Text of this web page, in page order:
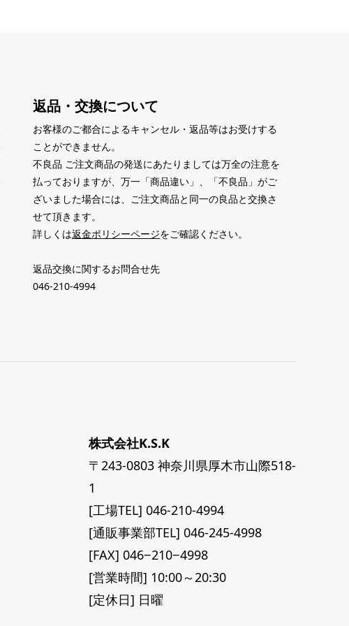
返品・交換について
お客様のご都合によるキャンセル・返品等はお受けする
ことができません。
不良品 ご注文商品の発送にあたりましては万全の注意を
払っておりますが、万一「商品違い」、「不良品」がご
ざいました場合には、ご注文商品と同一の良品と交換さ
せて頂きます。
詳しくは返金ポリシーページをご確認ください。
返品交換に関するお問合せ先
046-210-4994
株式会社K.S.K
〒243-0803 神奈川県厚木市山際518-
1
[工場TEL] 046-210-4994
[通販事業部TEL] 046-245-4998
[FAX] 046−210−4998
[営業時間] 10:00～20:30
[定休日] 日曜